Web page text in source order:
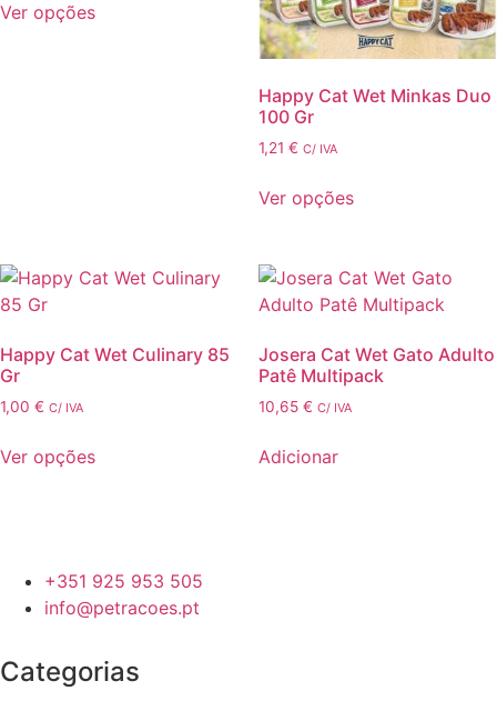
Ver opções
chosen
on
product
page
Happy Cat Wet Minkas Duo
100 Gr
1,21 € C/ IVA
Ver opções
has
multiple
The
options
may
chosen
Happy Cat Wet Culinary 85
Gr
1,00 € C/ IVA
Ver opções
variants.
The
may
Josera Cat Wet Gato Adulto
Patê Multipack
10,65 € C/ IVA
Adicionar
+351 925 953 505
info@petracoes.pt
Categorias